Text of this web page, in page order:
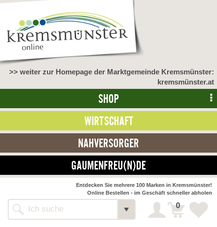
>> weiter zur Homepage der Marktgemeinde Kremsmünster:
kremsmünster.at
SHOP
WIRTSCHAFT
NAHVERSORGER
GAUMENFREU(N)DE
Alle Webseiten
Entdecken Sie mehrere 100 Marken in Kremsmünster!
Online Bestellen - im Geschäft schneller abholen
0
NAHVERSORGER
>> Bauernmarkt << Detail